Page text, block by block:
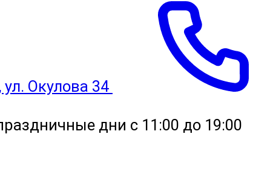
Окулова 34
дни с 11:00 до 19:00